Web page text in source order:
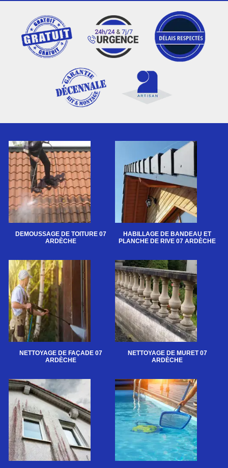
DEMOUSSAGE DE TOITURE 07
ARDÈCHE
HABILLAGE DE BANDEAU ET
PLANCHE DE RIVE 07 ARDÈCHE
NETTOYAGE DE FAÇADE 07
ARDÈCHE
NETTOYAGE DE MURET 07
ARDÈCHE